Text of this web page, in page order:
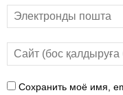
Сохранить моё имя,